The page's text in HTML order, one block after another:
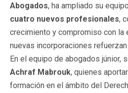
Abogados, ha ampliado su
cuatro nuevos profesionales,
crecimiento y compromiso con la
nuevas incorporaciones
En el equipo de abogados júnior,
Achraf Mabrouk, quienes
formación en el ámbito del